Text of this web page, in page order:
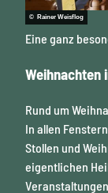
© Rainer Weisflog
Eine ganz
Weihnachten
Rund um
In allen
Stollen und
eigentlichen